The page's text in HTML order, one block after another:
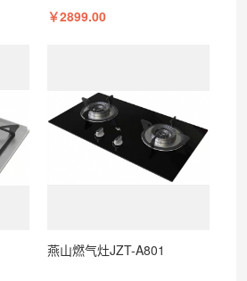
￥2899.00
燕山燃气灶JZT-A801